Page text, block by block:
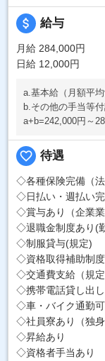
attach_money 給与
月給 284,000円
日給 12,000円
a.基本給（月額平
b.その他の手当等
a+b=242,000円～
favorite_border 待遇
◇各種保険完備（法
◇日払い・週払い完
◇賞与あり（企業業
◇退職金制度あり(
◇制服貸与(規定)
◇資格取得補助制度
◇交通費支給（規定
◇携帯電話貸し出し
◇車・バイク通勤可
◇社員寮あり（独身
◇昇給あり
◇資格者手当あり